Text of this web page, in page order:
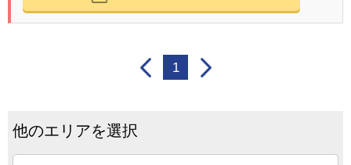
1
他のエリアを選択